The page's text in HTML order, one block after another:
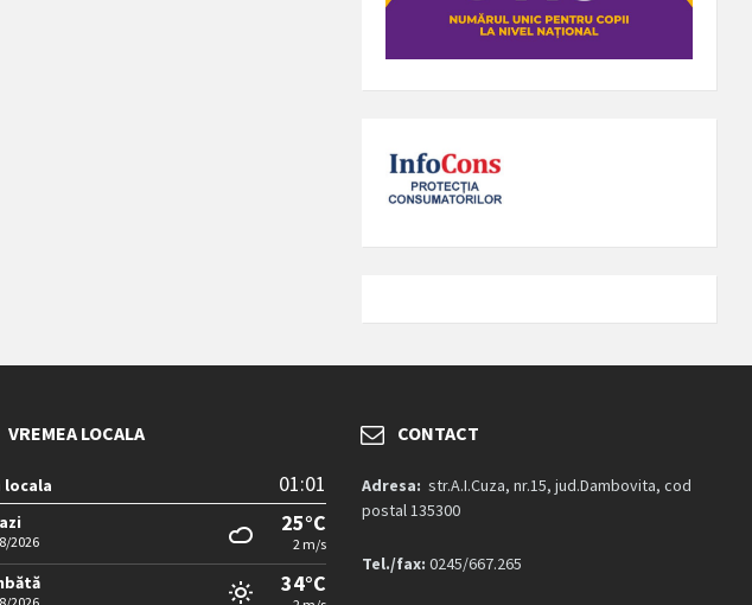
VREMEA LOCALA
locala 01:01
2026
25°C
2 m/s
34°C
CONTACT
Adresa: str.A.I.Cuza, nr.15, jud.Dambovita, cod
postal 135300
Tel./fax: 0245/667.265